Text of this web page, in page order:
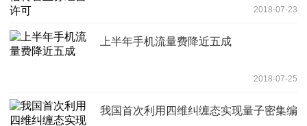
2018-07-23
上半年手机流量费降近五成
2018-07-25
我国首次利用四维纠缠态实现量子密集编